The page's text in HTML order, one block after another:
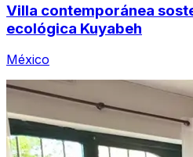
Villa contemporánea
ecológica Kuyabeh
México